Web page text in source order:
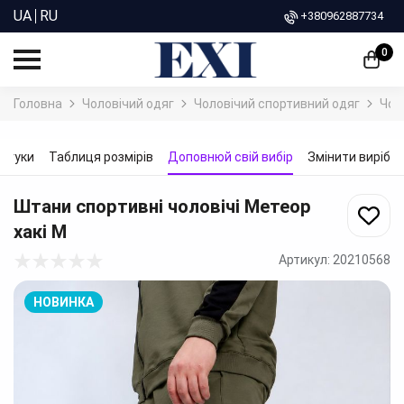
UA RU +380962887734
0
Головна Чоловічий одяг Чоловічий спортивний одяг
Таблиця розмірів Доповнюй свій вибір Змінити виріб
Штани спортивні чоловічі Метеор
хакі M
Артикул: 20210568
НОВИНКА